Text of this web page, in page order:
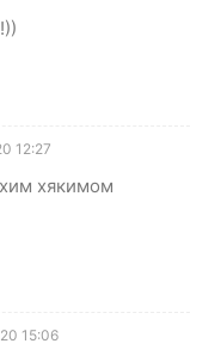
12:27
хякимом
15:06